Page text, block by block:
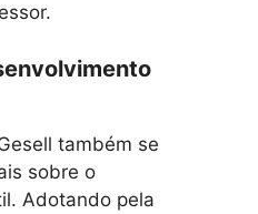
também se
sobre o
Adotando pela